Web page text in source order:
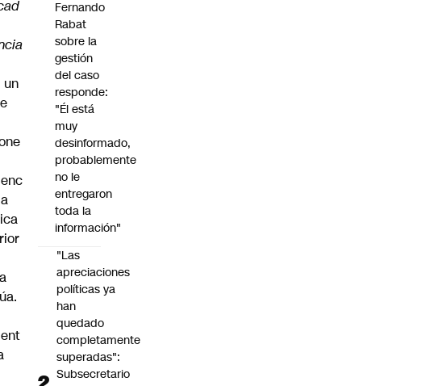
un
Fernando
Rabat
sobre la
gestión
del caso
responde:
"Él está
muy
desinformado,
probablemente
no le
entregaron
toda la
información"
"Las
apreciaciones
políticas ya
han
quedado
completamente
superadas":
Subsecretario